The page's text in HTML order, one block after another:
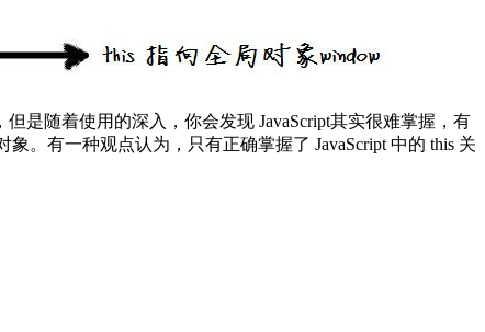
是随着使用的深入，你会发现 JavaScript其实很难掌握，有
。有一种观点认为，只有正确掌握了 JavaScript 中的 this 关